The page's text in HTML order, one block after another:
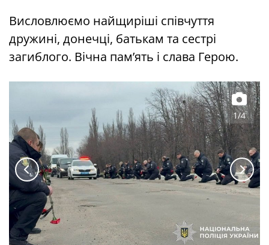
Висловлюємо найщиріші співчуття
дружині, донечці, батькам та сестрі
загиблого. Вічна пам’ять і слава Герою.
1/4